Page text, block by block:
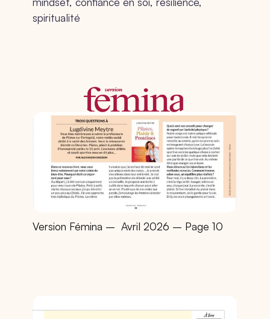
spiritualité
Version Fémina – Avril 2026 – Page 10